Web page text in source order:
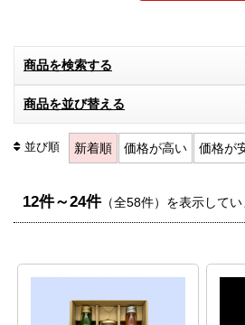
商品を検索する
商品を並び替える
並び順 新着順 価格が高い 価格が
12件～24件（全58件）を表示してい